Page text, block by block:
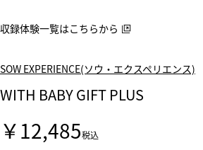
収録体験一覧はこちらから
SOW EXPERIENCE(ソウ・エクスペリエンス)
WITH BABY GIFT PLUS
￥12,485税込